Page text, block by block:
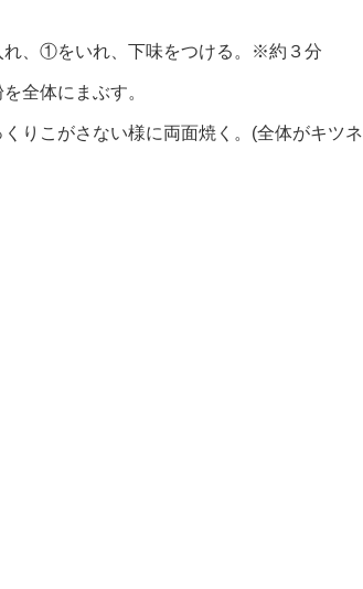
、①をいれ、下味をつける。※約３分
全体にまぶす。
りこがさない様に両面焼く。(全体がキツネ